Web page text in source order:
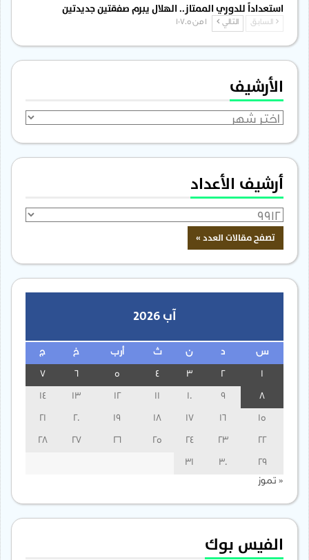
استعداداً للدوري الممتاز.. الهلال يبرم صفقتين جديدتين
السابق التالي
الأرشيف
الأرشيف
أرشيف الأعداد
آب 2026
س ن ث أرب خ ج
3
13
14
15
16
17
18
19
20
21
22
23
24
25
26
27
28
29
30
31
« تموز
الفيس بوك